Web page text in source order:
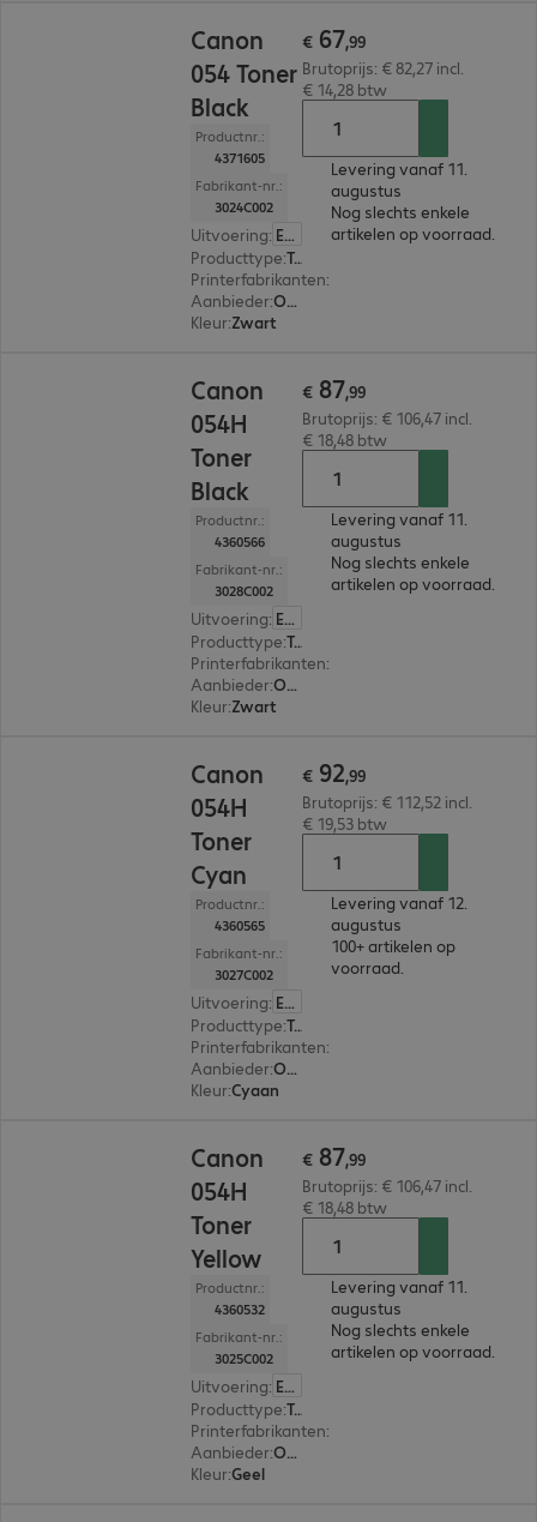
Canon
054 Toner
Black
Productnr.:
4371605
Fabrikant-nr.:
3024C002
Uitvoering: Europa
Producttype: Toner
Printerfabrikanten:
Aanbieder:
Origineel
Kleur:Zwart
€ 67,99
Brutoprijs: € 82,27 incl.
€ 14,28 btw
Levering vanaf 11.
augustus
Nog slechts enkele
artikelen op voorraad.
Canon
054H
Toner
Black
Productnr.:
4360566
Fabrikant-nr.:
3028C002
Uitvoering: Europa
Producttype: Toner
Printerfabrikanten:
Aanbieder:
Origineel
Kleur:Zwart
€ 87,99
Brutoprijs: € 106,47 incl.
€ 18,48 btw
Levering vanaf 11.
augustus
Nog slechts enkele
artikelen op voorraad.
Canon
054H
Toner
Cyan
Productnr.:
4360565
Fabrikant-nr.:
3027C002
Uitvoering: Europa
Producttype: Toner
Printerfabrikanten:
Aanbieder:
Origineel
Kleur:Cyaan
€ 92,99
Brutoprijs: € 112,52 incl.
€ 19,53 btw
Levering vanaf 12.
augustus
100+ artikelen op
voorraad.
Canon
054H
Toner
Yellow
Productnr.:
4360532
Fabrikant-nr.:
3025C002
Uitvoering: Europa
Producttype: Toner
Printerfabrikanten:
Aanbieder:
Origineel
Kleur:Geel
€ 87,99
Brutoprijs: € 106,47 incl.
€ 18,48 btw
Levering vanaf 11.
augustus
Nog slechts enkele
artikelen op voorraad.